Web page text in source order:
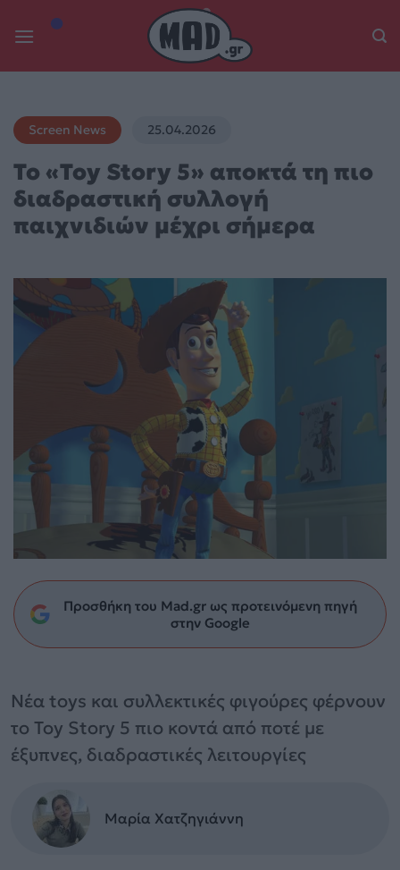
Screen News 25.04.2026
Το «Toy Story 5» αποκτά τη πιο
διαδραστική συλλογή
παιχνιδιών μέχρι σήμερα
Προσθήκη του Mad.gr ως προτεινόμενη πηγή
στην Google
Νέα toys και συλλεκτικές φιγούρες φέρνουν
το Toy Story 5 πιο κοντά από ποτέ με
έξυπνες, διαδραστικές λειτουργίες
Μαρία Χατζηγιάννη